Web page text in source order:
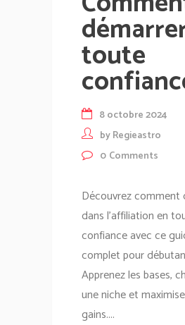
toute
8 octobre 2024
byRegieastro
0 Comments
Découvrez comment
dans l'affiliation en
confiance avec ce
complet pour
Apprenez les bases,
une niche et
gains....